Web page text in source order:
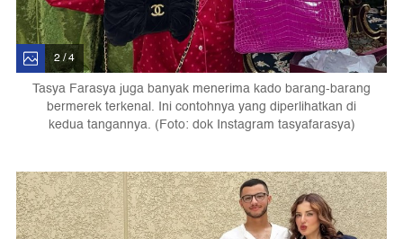
2 / 4
Tasya Farasya juga banyak menerima kado barang-barang
bermerek terkenal. Ini contohnya yang diperlihatkan di
kedua tangannya. (Foto: dok Instagram tasyafarasya)